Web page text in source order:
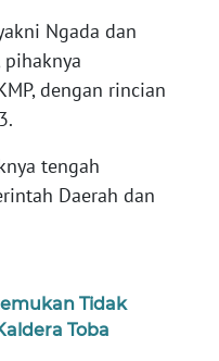
Ngada dan
dengan rincian
tengah
Daerah dan
Tidak
Toba